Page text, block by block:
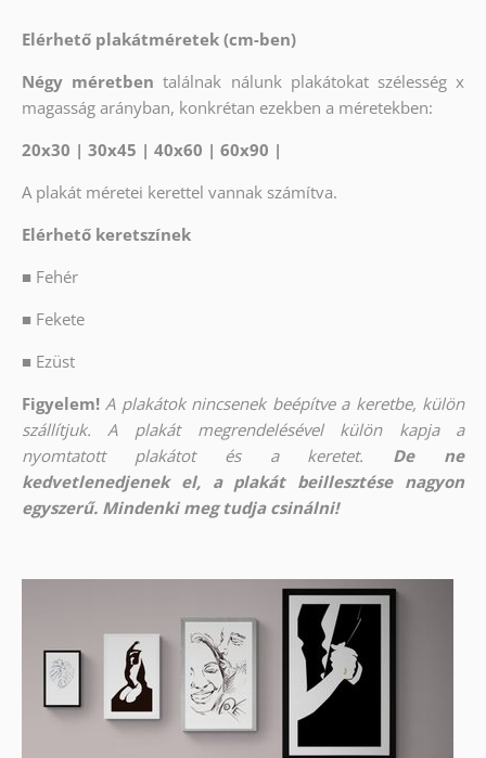
Elérhető plakátméretek (cm-ben)
Négy méretben találnak nálunk plakátokat szélesség x
magasság arányban, konkrétan ezekben a méretekben:
20x30 | 30x45 | 40x60 | 60x90 |
A plakát méretei kerettel vannak számítva.
Elérhető keretszínek
■ Fehér
■ Fekete
■ Ezüst
Figyelem! A plakátok nincsenek beépítve a keretbe, külön
szállítjuk. A plakát megrendelésével külön kapja a
nyomtatott plakátot és a keretet.
De ne
kedvetlenedjenek el, a plakát beillesztése nagyon
egyszerű. Mindenki meg tudja csinálni!